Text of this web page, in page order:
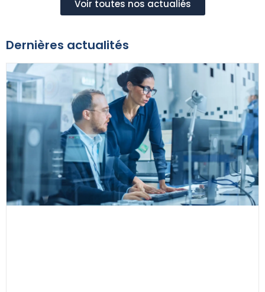
Voir toutes nos actualiés
Dernières actualités